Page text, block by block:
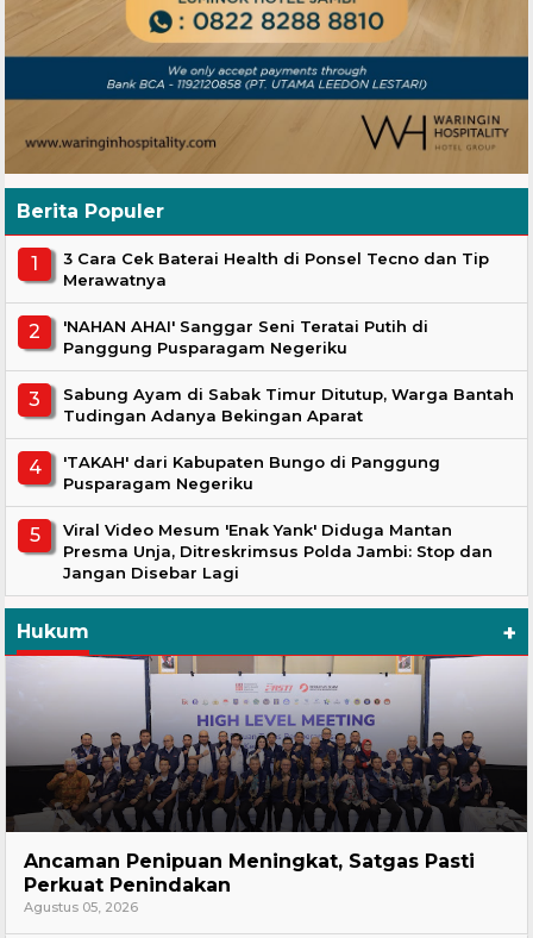
Berita Populer
3 Cara Cek Baterai Health di Ponsel Tecno dan Tip
Merawatnya
'NAHAN AHAI' Sanggar Seni Teratai Putih di
Panggung Pusparagam Negeriku
Sabung Ayam di Sabak Timur Ditutup, Warga Bantah
Tudingan Adanya Bekingan Aparat
'TAKAH' dari Kabupaten Bungo di Panggung
Pusparagam Negeriku
Viral Video Mesum 'Enak Yank' Diduga Mantan
Presma Unja, Ditreskrimsus Polda Jambi: Stop dan
Jangan Disebar Lagi
Hukum +
Ancaman Penipuan Meningkat, Satgas Pasti
Perkuat Penindakan
Agustus 05, 2026